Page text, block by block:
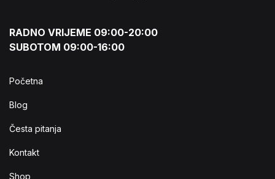
RADNO VRIJEME 09:00-20:00
SUBOTOM 09:00-16:00
Početna
Blog
Česta pitanja
Kontakt
Shop